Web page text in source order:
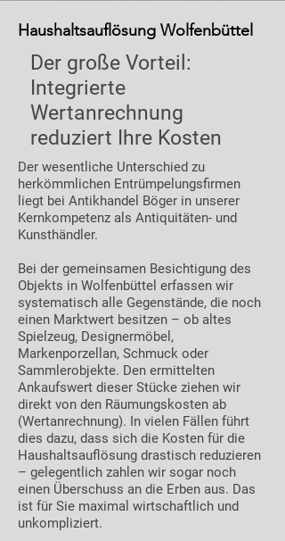
Haushaltsauflösung Wolfenbüttel
Der große Vorteil:
Integrierte
Wertanrechnung
reduziert Ihre Kosten
Der wesentliche Unterschied zu
herkömmlichen Entrümpelungsfirmen
liegt bei Antikhandel Böger in unserer
Kernkompetenz als Antiquitäten- und
Kunsthändler.
Bei der gemeinsamen Besichtigung des
Objekts in Wolfenbüttel erfassen wir
systematisch alle Gegenstände, die noch
einen Marktwert besitzen – ob altes
Spielzeug, Designermöbel,
Markenporzellan, Schmuck oder
Sammlerobjekte. Den ermittelten
Ankaufswert dieser Stücke ziehen wir
direkt von den Räumungskosten ab
(Wertanrechnung). In vielen Fällen führt
dies dazu, dass sich die Kosten für die
Haushaltsauflösung drastisch reduzieren
– gelegentlich zahlen wir sogar noch
einen Überschuss an die Erben aus. Das
ist für Sie maximal wirtschaftlich und
unkompliziert.